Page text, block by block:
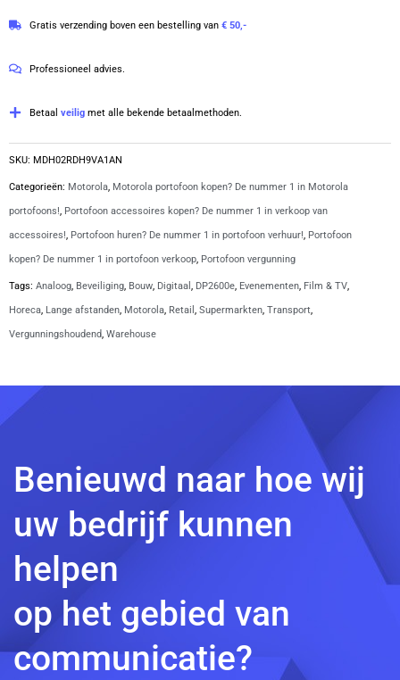
Gratis verzending boven een bestelling van € 50,-
Professioneel advies.
Betaal veilig met alle bekende betaalmethoden.
SKU: MDH02RDH9VA1AN
Categorieën: Motorola, Motorola portofoon kopen? De nummer 1 in Motorola
portofoons!, Portofoon accessoires kopen? De nummer 1 in verkoop van
accessoires!, Portofoon huren? De nummer 1 in portofoon verhuur!, Portofoon
kopen? De nummer 1 in portofoon verkoop, Portofoon vergunning
Tags: Analoog, Beveiliging, Bouw, Digitaal , DP2600e, Evenementen, Film & TV,
Horeca, Lange afstanden, Motorola, Retail , Supermarkten, Transport,
Vergunningshoudend, Warehouse
Benieuwd naar hoe wij
uw bedrijf kunnen
helpen
op het gebied van
communicatie?